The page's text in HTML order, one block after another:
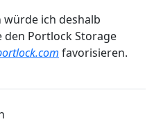
ich deshalb
den Portlock Storage
favorisieren.